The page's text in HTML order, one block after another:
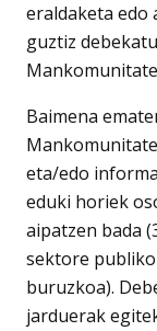
eraldaketa edo
guztiz
Baimena
eta/edo
eduki horiek
aipatzen bada
sektore
buruzkoa).
jarduerak